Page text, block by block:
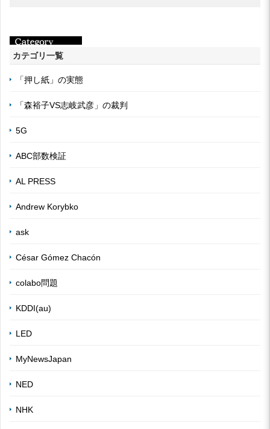
カテゴリ一覧
「押し紙」の実態
「森裕子VS志岐武彦」の裁判
5G
ABC部数検証
AL PRESS
Andrew Korybko
ask
César Gómez Chacón
colabo問題
KDDI(au)
LED
MyNewsJapan
NED
NHK